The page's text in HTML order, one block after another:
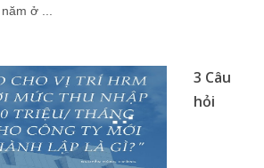
ở ...
3 Câu
hỏi